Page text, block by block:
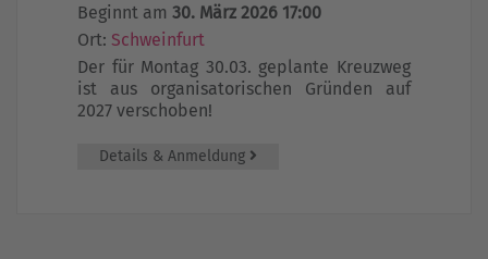
Beginnt am 30. März 2026 17:00
Ort: Schweinfurt
Der für Montag 30.03. geplante Kreuzweg
ist aus organisatorischen Gründen auf
2027 verschoben!
Details & Anmeldung